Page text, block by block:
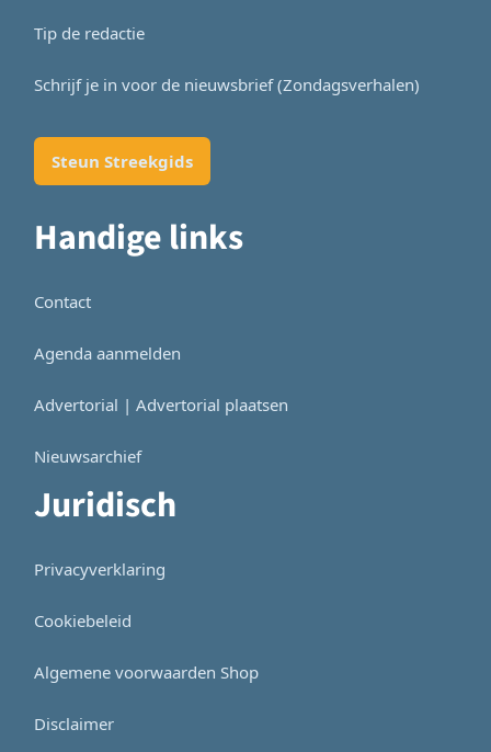
Tip de redactie
Schrijf je in voor de nieuwsbrief (Zondagsverhalen)
Steun Streekgids
Handige links
Contact
Agenda aanmelden
Advertorial | Advertorial plaatsen
Nieuwsarchief
Juridisch
Privacyverklaring
Cookiebeleid
Algemene voorwaarden Shop
Disclaimer